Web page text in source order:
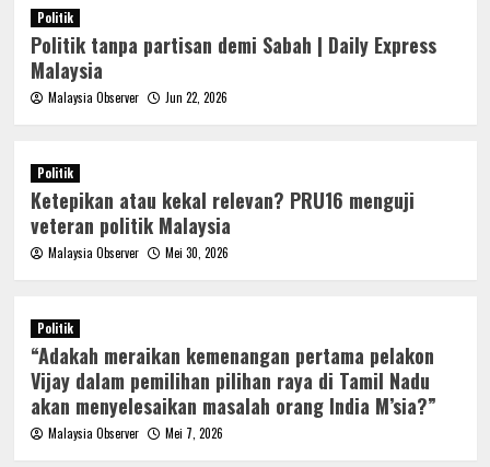
Politik
Politik tanpa partisan demi Sabah | Daily Express
Malaysia
Malaysia Observer Jun 22, 2026
Politik
Ketepikan atau kekal relevan? PRU16 menguji
veteran politik Malaysia
Malaysia Observer Mei 30, 2026
Politik
“Adakah meraikan kemenangan pertama pelakon
Vijay dalam pemilihan pilihan raya di Tamil Nadu
akan menyelesaikan masalah orang India M’sia?”
Malaysia Observer Mei 7, 2026